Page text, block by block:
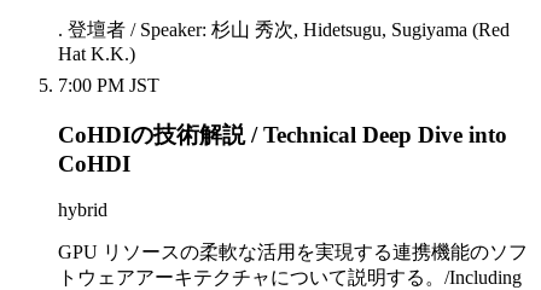
. 登壇者 / Speaker: 杉山 秀次, Hidetsugu, Sugiyama (Red
Hat K.K.)
7:00 PM JST
CoHDIの技術解説 / Technical Deep Dive into
CoHDI
hybrid
GPU リソースの柔軟な活用を実現する連携機能のソフ
トウェアアーキテクチャについて説明する。/Including